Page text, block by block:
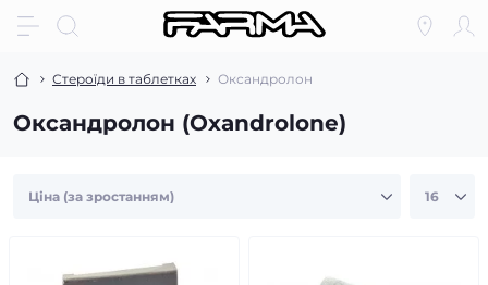
Стероїди в таблетках Оксандролон
Оксандролон (Oxandrolone)